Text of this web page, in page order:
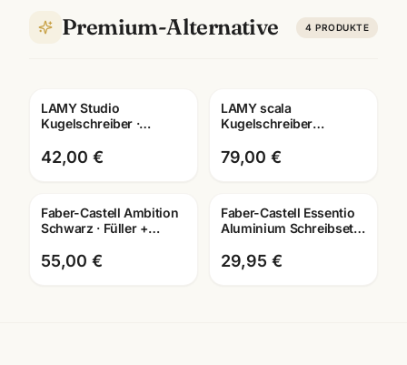
Premium-Alternative 4 PRODUKTE
Gratis Gravur
LAMY Studio
Kugelschreiber ·
zeitloses Design mit
Lasergravur
42,00 €
Gravur
LAMY scala
Kugelschreiber
Ballpoint ·
Schreibgeräte
79,00 €
Faber-Castell Ambition
Schwarz · Füller +
Kugelschreiber · mit
Lasergravur
55,00 €
Faber-Castell Essentio
Aluminium Schreibset ·
Mannheim
29,95 €